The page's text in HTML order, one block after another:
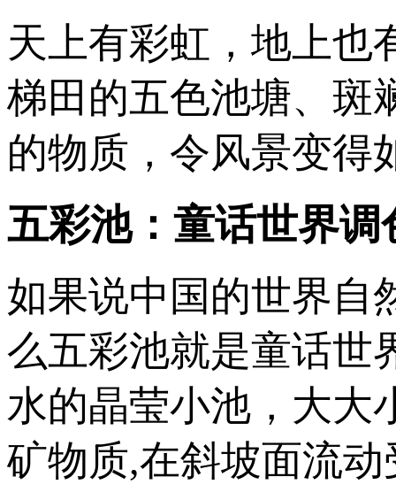
天上有彩虹，地上也
梯田的五色池塘、斑
的物质，令风景变得
五彩池：童话世界调
如果说中国的世界自
么五彩池就是童话世
水的晶莹小池，大大
矿物质,在斜坡面流